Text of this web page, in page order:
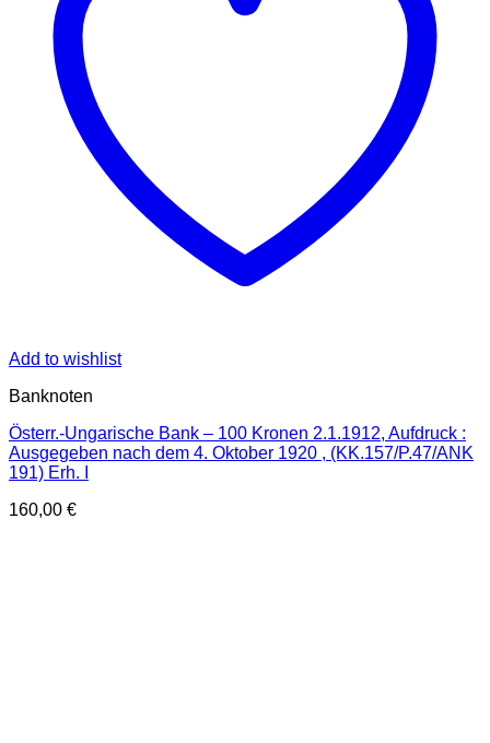
Add to wishlist
Banknoten
Österr.-Ungarische Bank – 100 Kronen 2.1.1912, Aufdruck :
Ausgegeben nach dem 4. Oktober 1920 , (KK.157/P.47/ANK
191) Erh. I
160,00 €